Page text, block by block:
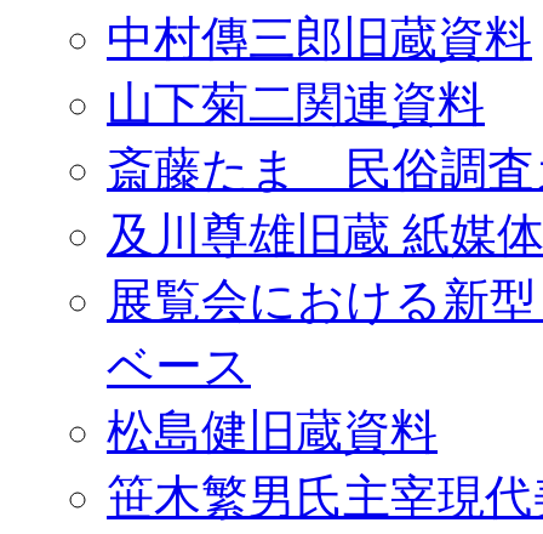
中村傳三郎旧蔵資料
山下菊二関連資料
斎藤たま 民俗調査
及川尊雄旧蔵 紙媒
展覧会における新
ベース
松島健旧蔵資料
笹木繁男氏主宰現